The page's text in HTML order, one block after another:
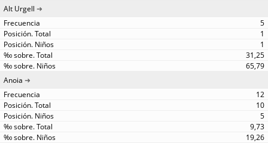
Alt Urgell
5
1
1
31,25
65,79
Anoia
12
10
5
9,73
19,26